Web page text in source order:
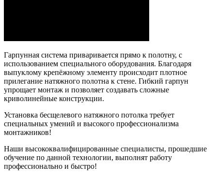
Гарпунная система приваривается прямо к полотну, с
использованием специального оборудования. Благодаря
выпуклому крепёжному элементу происходит плотное
прилегание натяжного полотна к стене. Гибкий гарпун
упрощает монтаж и позволяет создавать сложные
криволинейные конструкции.
Установка бесщелевого натяжного потолка требует
специальных умений и высокого профессионализма
монтажников!
Наши высококвалифицированные специалисты, прошедшие
обучение по данной технологии, выполнят работу
профессионально и быстро!